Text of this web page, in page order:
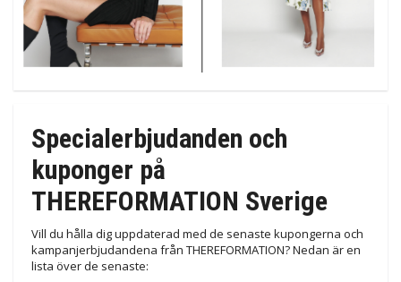
Specialerbjudanden och
kuponger på
THEREFORMATION Sverige
Vill du hålla dig uppdaterad med de senaste kupongerna och
kampanjerbjudandena från THEREFORMATION? Nedan är en
lista över de senaste: